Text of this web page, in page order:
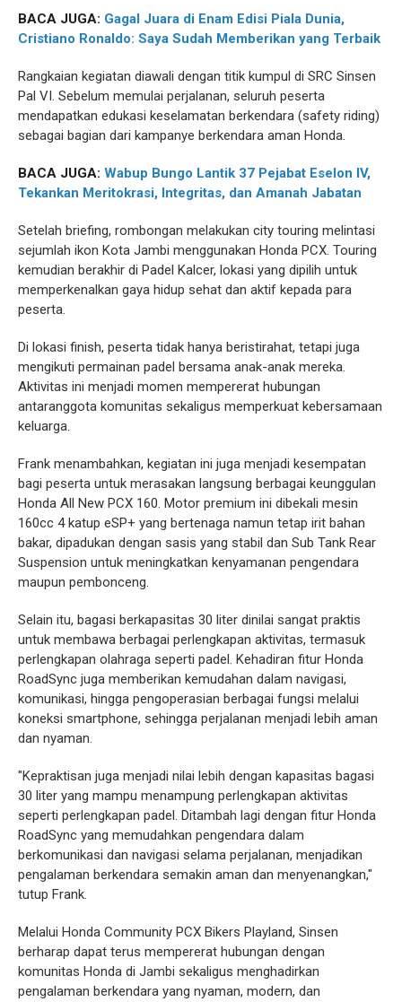
BACA JUGA: Gagal Juara di Enam Edisi Piala Dunia,
Cristiano Ronaldo: Saya Sudah Memberikan yang Terbaik
Rangkaian kegiatan diawali dengan titik kumpul di SRC Sinsen
Pal VI. Sebelum memulai perjalanan, seluruh peserta
mendapatkan edukasi keselamatan berkendara (safety riding)
sebagai bagian dari kampanye berkendara aman Honda.
BACA JUGA: Wabup Bungo Lantik 37 Pejabat Eselon IV,
Tekankan Meritokrasi, Integritas, dan Amanah Jabatan
Setelah briefing, rombongan melakukan city touring melintasi
sejumlah ikon Kota Jambi menggunakan Honda PCX. Touring
kemudian berakhir di Padel Kalcer, lokasi yang dipilih untuk
memperkenalkan gaya hidup sehat dan aktif kepada para
peserta.
Di lokasi finish, peserta tidak hanya beristirahat, tetapi juga
mengikuti permainan padel bersama anak-anak mereka.
Aktivitas ini menjadi momen mempererat hubungan
antaranggota komunitas sekaligus memperkuat kebersamaan
keluarga.
Frank menambahkan, kegiatan ini juga menjadi kesempatan
bagi peserta untuk merasakan langsung berbagai keunggulan
Honda All New PCX 160. Motor premium ini dibekali mesin
160cc 4 katup eSP+ yang bertenaga namun tetap irit bahan
bakar, dipadukan dengan sasis yang stabil dan Sub Tank Rear
Suspension untuk meningkatkan kenyamanan pengendara
maupun pembonceng.
Selain itu, bagasi berkapasitas 30 liter dinilai sangat praktis
untuk membawa berbagai perlengkapan aktivitas, termasuk
perlengkapan olahraga seperti padel. Kehadiran fitur Honda
RoadSync juga memberikan kemudahan dalam navigasi,
komunikasi, hingga pengoperasian berbagai fungsi melalui
koneksi smartphone, sehingga perjalanan menjadi lebih aman
dan nyaman.
"Kepraktisan juga menjadi nilai lebih dengan kapasitas bagasi
30 liter yang mampu menampung perlengkapan aktivitas
seperti perlengkapan padel. Ditambah lagi dengan fitur Honda
RoadSync yang memudahkan pengendara dalam
berkomunikasi dan navigasi selama perjalanan, menjadikan
pengalaman berkendara semakin aman dan menyenangkan,"
tutup Frank.
Melalui Honda Community PCX Bikers Playland, Sinsen
berharap dapat terus mempererat hubungan dengan
komunitas Honda di Jambi sekaligus menghadirkan
pengalaman berkendara yang nyaman, modern, dan